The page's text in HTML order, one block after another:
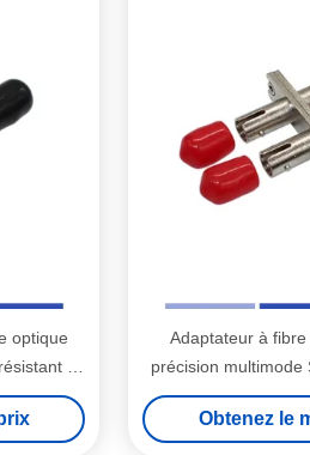
optique
à
Adaptateur à
précision multimode
résistant
Obtenez le